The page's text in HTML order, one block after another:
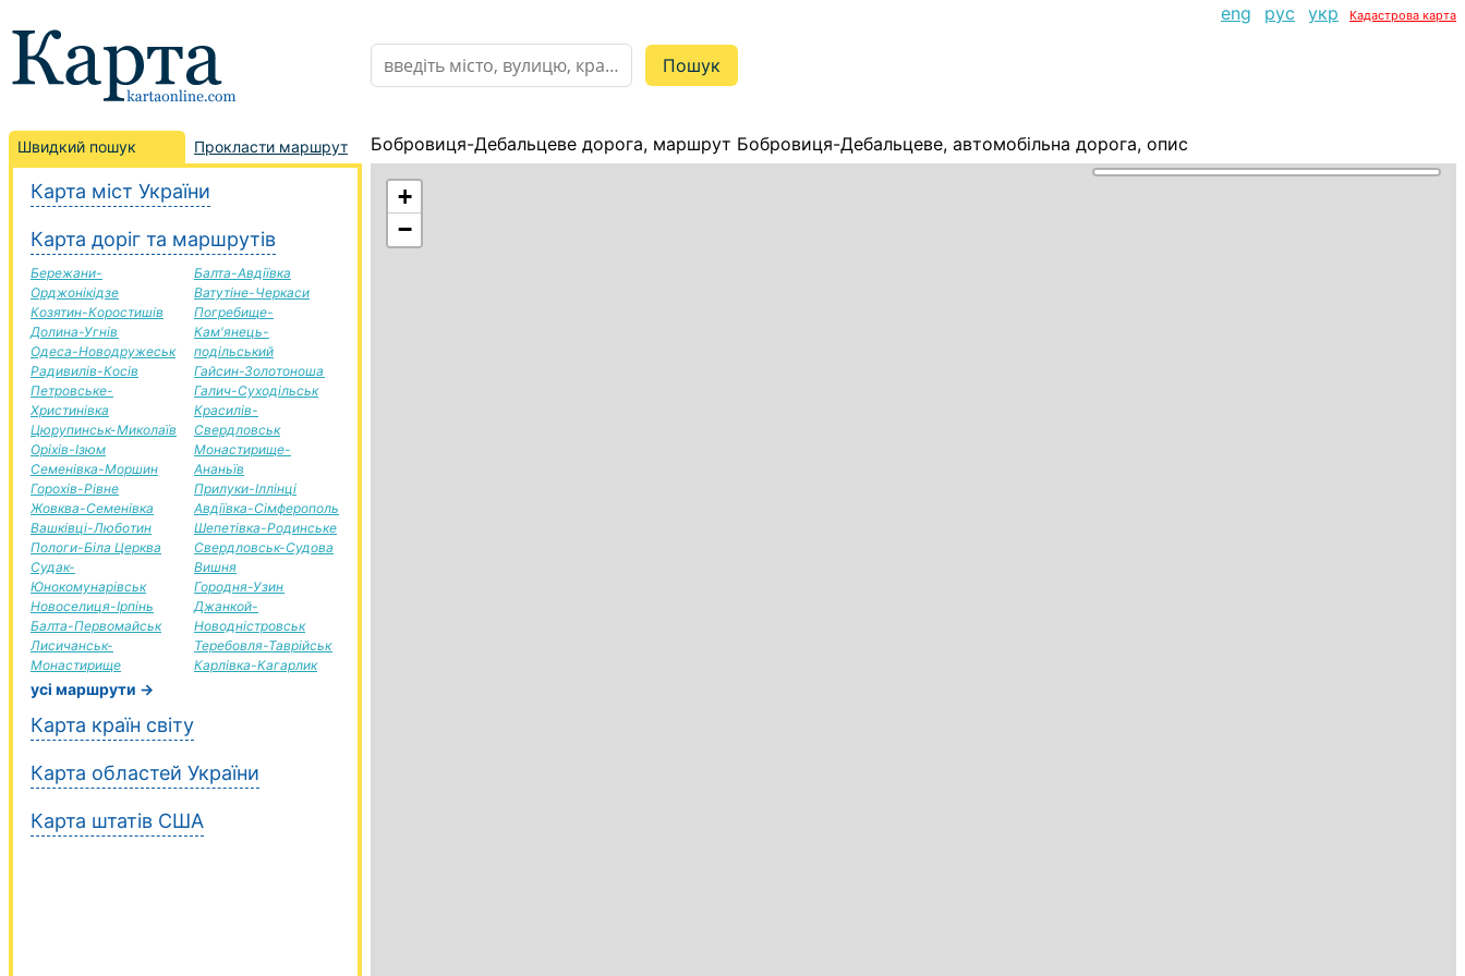
eng рус укр Кадастрова карта
Швидкий пошук Прокласти маршрут
Карта міст України
Карта доріг та маршрутів
Бережани-
Орджонікідзе
Козятин-Коростишів
Долина-Угнів
Одеса-Новодружеськ
Радивилів-Косів
Петровське-
Христинівка
Цюрупинськ-Миколаїв
Оріхів-Ізюм
Семенівка-Моршин
Горохів-Рівне
Жовква-Семенівка
Вашківці-Люботин
Пологи-Біла Церква
Судак-
Юнокомунарівськ
Новоселиця-Ірпінь
Балта-Первомайськ
Лисичанськ-
Монастирище
Балта-Авдіївка
Ватутіне-Черкаси
Погребище-
Кам'янець-
подільський
Гайсин-Золотоноша
Галич-Суходільськ
Красилів-
Свердловськ
Монастирище-
Ананьїв
Прилуки-Іллінці
Авдіївка-Сімферополь
Шепетівка-Родинське
Свердловськ-Судова
Вишня
Городня-Узин
Джанкой-
Новодністровськ
Теребовля-Таврійськ
Карлівка-Кагарлик
усі маршрути →
Карта країн світу
Карта областей України
Карта штатів США
Бобровиця-Дебальцеве дорога, маршрут Бобровиця-Дебальцеве, автомобільна дорога, опис
+
−